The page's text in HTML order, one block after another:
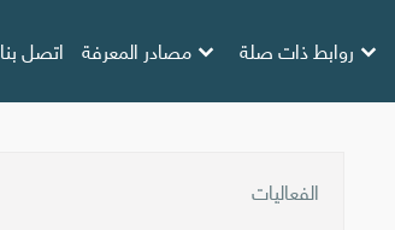
روابط ذات صلة مصادر المعرفة اتصل بنا
الفعاليات